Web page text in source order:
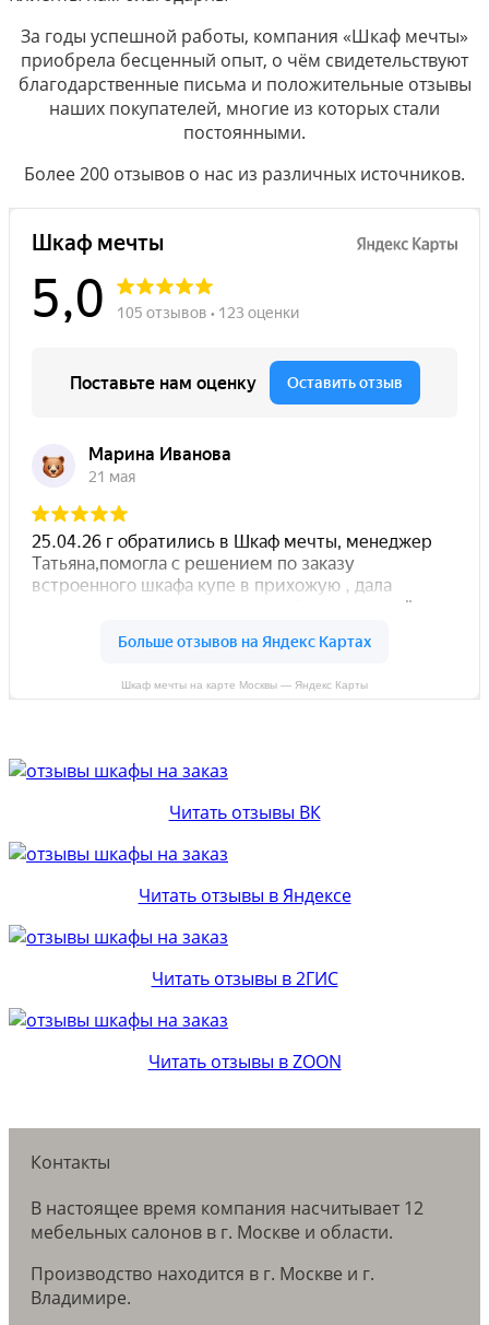
За годы успешной работы, компания «Шкаф мечты»
приобрела бесценный опыт, о чём свидетельствуют
благодарственные письма и положительные отзывы
наших покупателей, многие из которых стали
постоянными.
Более 200 отзывов о нас из различных источников.
Шкаф мечты на карте Москвы — Яндекс Карты
Читать отзывы ВК
Читать отзывы в Яндексе
Читать отзывы в 2ГИС
Читать отзывы в ZOON
Контакты
В настоящее время компания насчитывает 12
мебельных салонов в г. Москве и области.
Производство находится в г. Москве и г.
Владимире.